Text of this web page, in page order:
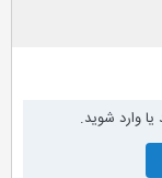
وارد شوید.